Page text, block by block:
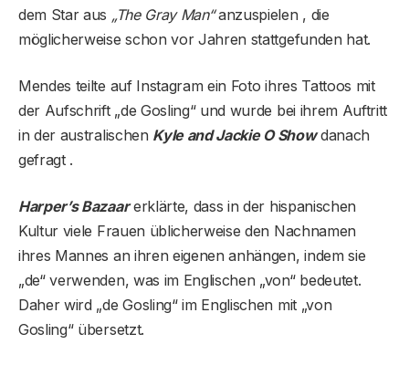
dem Star aus „The Gray Man“anzuspielen , die
möglicherweise schon vor Jahren stattgefunden hat.
Mendes teilte auf Instagram ein Foto ihres Tattoos mit
der Aufschrift „de Gosling“ und wurde bei ihrem Auftritt
in der australischen Kyle and Jackie O Showdanach
gefragt .
Harper’s Bazaarerklärte, dass in der hispanischen
Kultur viele Frauen üblicherweise den Nachnamen
ihres Mannes an ihren eigenen anhängen, indem sie
„de“ verwenden, was im Englischen „von“ bedeutet.
Daher wird „de Gosling“ im Englischen mit „von
Gosling“ übersetzt.